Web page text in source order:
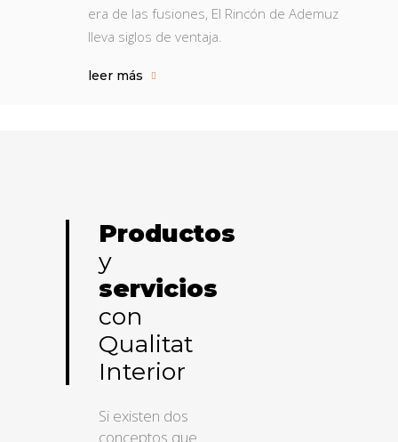
era de las fusiones, El Rincón de Ademuz
lleva siglos de ventaja.
leer más
Productos
y
servicios
con
Qualitat
Interior
Si existen dos
conceptos que